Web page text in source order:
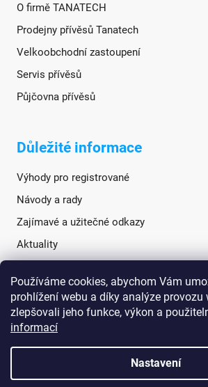
Používáme cookies, abychom Vám
prohlížení webu a díky analýze provozu
zlepšovali jeho funkce, výkon a
informací
Nastavení
O firmě TANATECH
Prodejny přívěsů Tanatech
Velkoobchodní zastoupení
Servis přívěsů
Půjčovna přívěsů
Důležité informace
Výhody pro registrované
Návody a rady
Zajímavé a užitečné odkazy
Aktuality
Sociální sítě